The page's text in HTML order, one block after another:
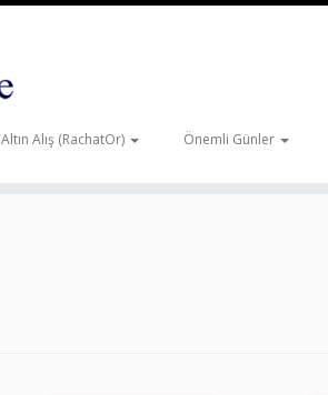
Altın Alış (RachatOr) Önemli Günler